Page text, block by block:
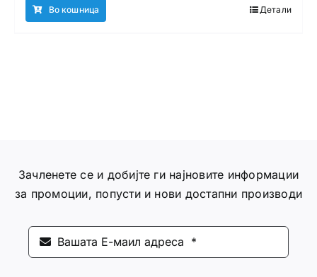
Во кошница Детали
Зачленете се и добијте ги најновите информации
за промоции, попусти и нови достапни производи